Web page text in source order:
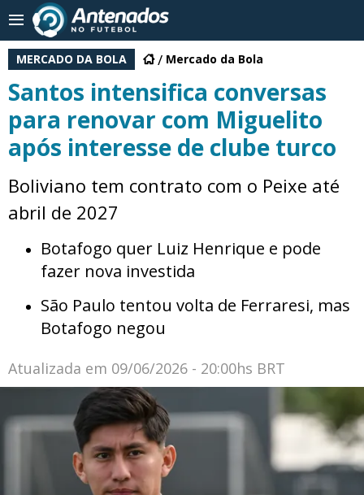
MERCADO DA BOLA Mercado da Bola
Santos intensifica conversas
para renovar com Miguelito
após interesse de clube turco
Boliviano tem contrato com o Peixe até
abril de 2027
Botafogo quer Luiz Henrique e pode
fazer nova investida
São Paulo tentou volta de Ferraresi, mas
Botafogo negou
Atualizada em 09/06/2026 - 20:00hs BRT